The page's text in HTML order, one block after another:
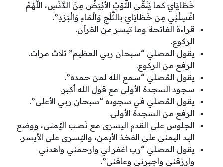
خَطَايَايَ كما يُنَقَّى الثَّوْبُ الأبْيَضُ مِنَ الدَّنَسِ، اللَّهُمَّ
اغْسِلْنِي مِن خَطَايَايَ بالثَّلْجِ وَالْمَاءِ وَالْبَرَدِ”.
قراءة الفاتحة وما تيسر من القرآن.
الركوع.
يقول المصلي “سبحان ربي العظيم” ثلاث مرات.
الرفع من الركوع.
يقول المُصلي “سمع الله لمن حمده”.
سجود السجدة الأولى مع قول الله أكبر.
يقول المُصلي في سجوده “سبحان ربي الأعلى”.
الرفع من السجدة الأولى.
الجلوس على القدم اليسرى مع نَصب اليُمنى، ووضع
اليد اليمنى على الفخذ الأيمن، واليُسرى على الأيسر.
يقول المصلي “رب اغفر لي وارحمني واهدني
وارزقني واجبرني وعافني”.